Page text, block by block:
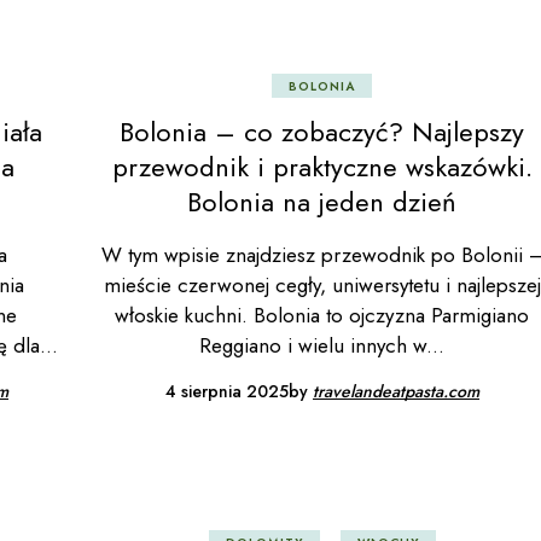
dla
BOLONIA
Bolonia – co zobaczyć? Najlepszy
przewodnik i praktyczne wskazówki.
Bolonia na jeden dzień
W tym wpisie znajdziesz przewodnik po Bolonii
mieście czerwonej cegły, uniwersytetu i najlepszej
włoskie kuchni. Bolonia to ojczyzna Parmigiano
Reggiano i wielu innych w
4 sierpnia 2025by travelandeatpasta.com